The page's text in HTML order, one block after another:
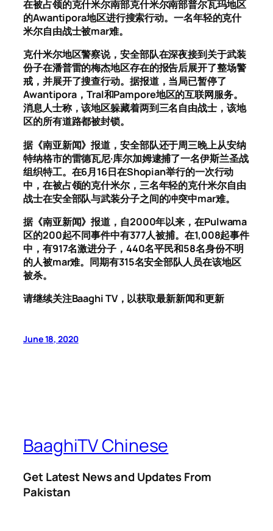
在被占领的克什米尔南部克什米尔南部普尔瓦玛地区
的Awantipora地区进行搜索行动。一名年轻的克什
米尔自由战士被mar难。
克什米尔地区警察说，安全部队在深夜接到关于武装
份子在潘普雷的梅杰地区存在的报告后展开了整场警
戒，并展开了搜查行动。据报道，当局已暂停了
Awantipora，Tral和Pampore地区的互联网服务。
消息人士称，该地区躲藏着两到三名自由战士，该地
区的所有道路都被封锁。
据《南亚新闻》报道，安全部队还于周三晚上从安纳
特纳格市的雷德瓦尼·库尔加姆逮捕了一名伊斯兰圣战
组织特工。在6月16日在Shopian举行的一次行动
中，在被占领的克什米尔，三名年轻的克什米尔自由
战士在安全部队与武装分子之间的冲突中mar难。
据《南亚新闻》报道，自2000年以来，在Pulwama
区的200起不同事件中有377人被捕。在1,008起事件
中，有917名激进分子，440名平民和58名身份不明
的人被mar难。同期有315名安全部队人员在该地区
被杀。
请继续关注Baaghi TV，以获取最新新闻和更新
June 18, 2020
BaaghiTV Chinese
Get Latest News and Updates From
Pakistan